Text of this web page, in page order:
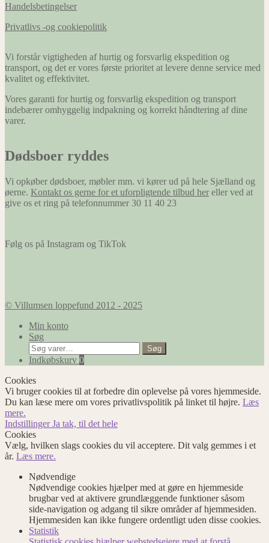
Handelsbetingelser
Privatlivs -og cookiepolitik
Vi forstår vigtigheden af hurtig og forsvarlig ekspedition og
transport, og det er vores første prioritet at levere denne service med
kvalitet og effektivitet.
Vores garanti for hurtig og forsvarlig ekspedition og transport
indebærer omhyggelig indpakning og korrekt håndtering af dine
varer.
Dødsboer ryddes
Vi opkøber dødsboer, møbler mm. vi kører ud på hele Sjælland og
øerne. Kontakt os gerne for et uforpligtende tilbud her eller ved at
give os et ring på telefonnummer 30 11 40 23
Følg os på Instagram og TikTok
© Villumsen loppefund 2012 - 2025
Min konto
Søg
Søg
efter:
Søg
Indkøbskurv 0
Cookies
Vi bruger cookies til at forbedre din oplevelse på vores hjemmeside.
Du kan læse mere om vores privatlivspolitik på linket til højre. Læs
mere.
IndstillingerJa tak, til det hele
Cookies
Vælg, hvilken slags cookies du vil acceptere. Dit valg gemmes i et
år. Læs mere.
Nødvendige
Nødvendige cookies hjælper med at gøre en hjemmeside
brugbar ved at aktivere grundlæggende funktioner såsom
side-navigation og adgang til sikre områder af hjemmesiden.
Hjemmesiden kan ikke fungere ordentligt uden disse cookies.
Statistik